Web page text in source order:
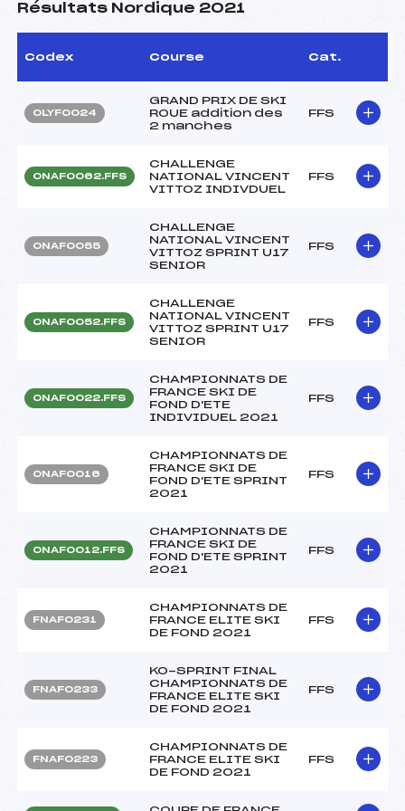
Résultats Nordique 2021
Codex Course Cat.
OLYF0024
GRAND PRIX DE SKI
ROUE addition des
2 manches
FFS
ONAF0062.FFS
CHALLENGE
NATIONAL VINCENT
VITTOZ INDIVDUEL
FFS
ONAF0055
CHALLENGE
NATIONAL VINCENT
VITTOZ SPRINT U17
SENIOR
FFS
ONAF0052.FFS
CHALLENGE
NATIONAL VINCENT
VITTOZ SPRINT U17
SENIOR
FFS
ONAF0022.FFS
CHAMPIONNATS DE
FRANCE SKI DE
FOND D'ETE
INDIVIDUEL 2021
FFS
ONAF0016
CHAMPIONNATS DE
FRANCE SKI DE
FOND D'ETE SPRINT
2021
FFS
ONAF0012.FFS
CHAMPIONNATS DE
FRANCE SKI DE
FOND D'ETE SPRINT
2021
FFS
FNAF0231
CHAMPIONNATS DE
FRANCE ELITE SKI
DE FOND 2021
FFS
FNAF0233
KO-SPRINT FINAL
CHAMPIONNATS DE
FRANCE ELITE SKI
DE FOND 2021
FFS
FNAF0223
CHAMPIONNATS DE
FRANCE ELITE SKI
DE FOND 2021
FFS